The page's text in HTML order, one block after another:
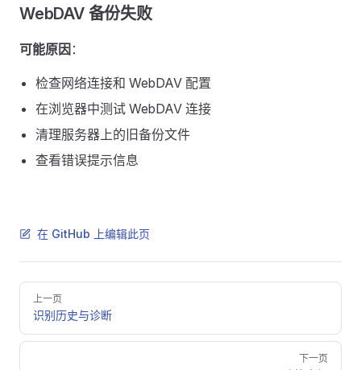
WebDAV 备份失败
可能原因 ：
检查网络连接和 WebDAV 配置
在浏览器中测试 WebDAV 连接
清理服务器上的旧备份文件
查看错误提示信息
在 GitHub 上编辑此页
Pager
上一页
识别历史与诊断
下一页